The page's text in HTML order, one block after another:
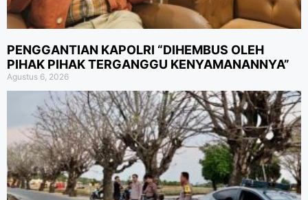
PENGGANTIAN KAPOLRI “DIHEMBUS OLEH
PIHAK PIHAK TERGANGGU KENYAMANANNYA”
Agustus 6, 2026